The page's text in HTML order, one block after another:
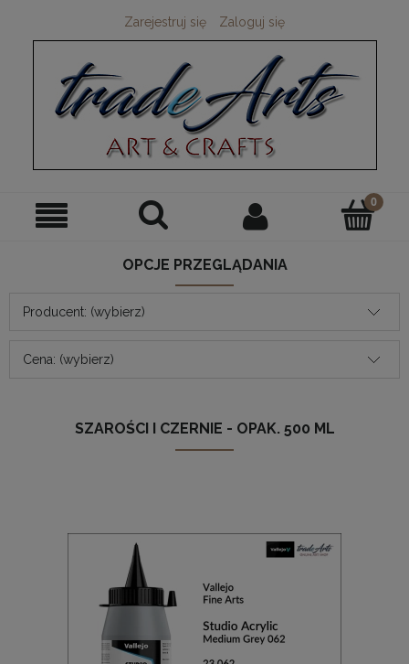
Zarejestruj się Zaloguj się
OPCJE PRZEGLĄDANIA
Producent: (wybierz)
Cena: (wybierz)
SZAROŚCI I CZERNIE - OPAK. 500 ML